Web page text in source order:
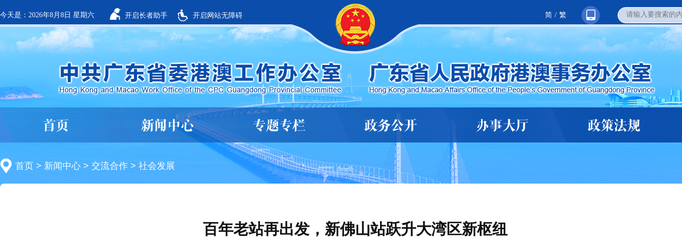
今天是：2026年8月8日 星期六 开启长者助手 开启网站无障碍 繁
/
简
首页 新闻中心 专题专栏 政务公开 办事大厅 政策法规
首页 > 新闻中心 > 交流合作 > 社会发展
百年老站再出发，新佛山站跃升大湾区新枢纽